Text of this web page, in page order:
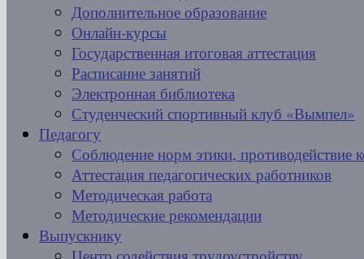
Дополнительное образование
Онлайн-курсы
Государственная итоговая аттестация
Расписание занятий
Электронная библиотека
Студенческий спортивный клуб «Вымпел»
Педагогу
Соблюдение норм этики, противодействие
Аттестация педагогических работников
Методическая работа
Методические рекомендации
Выпускнику